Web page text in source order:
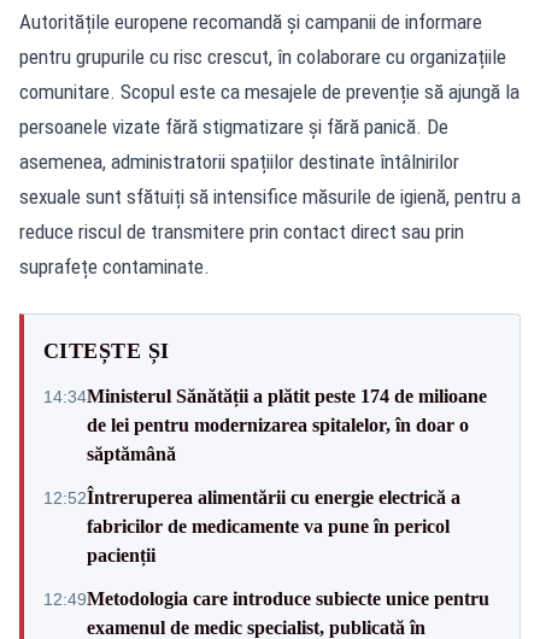
Autoritățile europene recomandă și campanii de informare
pentru grupurile cu risc crescut, în colaborare cu organizațiile
comunitare. Scopul este ca mesajele de prevenție să ajungă la
persoanele vizate fără stigmatizare și fără panică. De
asemenea, administratorii spațiilor destinate întâlnirilor
sexuale sunt sfătuiți să intensifice măsurile de igienă, pentru a
reduce riscul de transmitere prin contact direct sau prin
suprafețe contaminate.
CITEȘTE ȘI
14:34Ministerul Sănătății a plătit peste 174 de milioane
de lei pentru modernizarea spitalelor, în doar o
săptămână
12:52Întreruperea alimentării cu energie electrică a
fabricilor de medicamente va pune în pericol
pacienții
12:49Metodologia care introduce subiecte unice pentru
examenul de medic specialist, publicată în